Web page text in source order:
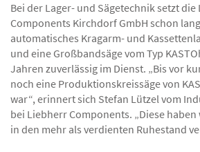
Bei der Lager- und Sägetechnik setzt
Components Kirchdorf GmbH schon
automatisches Kragarm- und
und eine Großbandsäge vom Typ
Jahren zuverlässig im Dienst. „Bis vor
noch eine Produktionskreissäge von
war“, erinnert sich Stefan Lützel vom
bei Liebherr Components. „Diese
in den mehr als verdienten Ruhestand